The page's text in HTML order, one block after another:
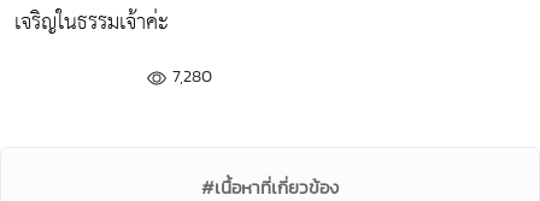
เจริญในธรรมเจ้าค่ะ
7,280
#เนื้อหาที่เกี่ยวข้อง